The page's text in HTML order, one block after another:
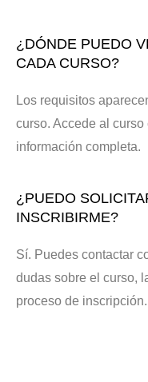
¿DÓNDE PUEDO
CADA CURSO?
Los requisitos
curso. Accede al
información completa.
¿PUEDO
INSCRIBIRME?
Sí. Puedes contactar
dudas sobre el curso,
proceso de inscripción.